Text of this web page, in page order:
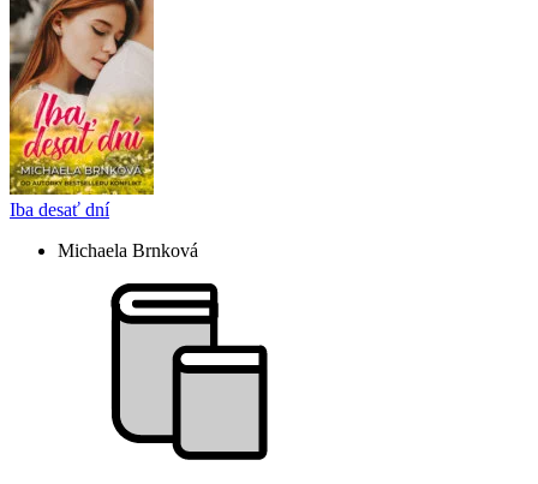
Iba desať dní
Michaela Brnková